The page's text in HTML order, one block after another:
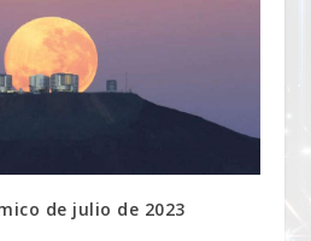
de julio de 2023